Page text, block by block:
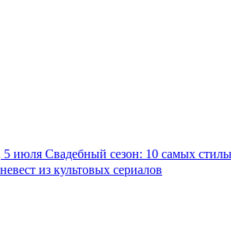
5 июля Свадебный сезон: 10 самых
невест из культовых сериалов